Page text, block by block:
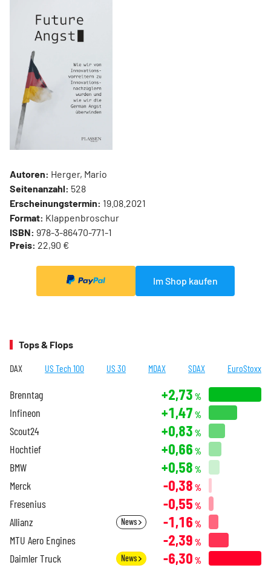
Autoren: Herger, Mario
Seitenanzahl: 528
Erscheinungstermin: 19.08.2021
Format: Klappenbroschur
ISBN: 978-3-86470-771-1
Preis: 22,90 €
Im Shop kaufen
Tops & Flops
DAX US Tech 100 US 30 MDAX SDAX EuroStoxx
Brenntag +2,73 %
Infineon +1,47 %
Scout24 +0,83 %
Hochtief +0,66 %
BMW +0,58 %
Merck -0,38 %
Fresenius -0,55 %
Allianz News -1,16 %
MTU Aero Engines -2,39 %
Daimler Truck News -6,30 %